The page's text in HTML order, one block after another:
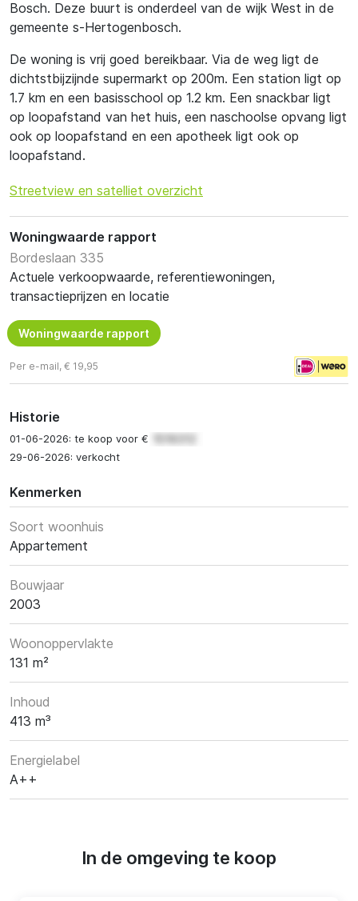
Bosch. Deze buurt is onderdeel van de wijk West in de
gemeente s-Hertogenbosch.
De woning is vrij goed bereikbaar. Via de weg ligt de
dichtstbijzijnde supermarkt op 200m. Een station ligt op
1.7 km en een basisschool op 1.2 km. Een snackbar ligt
op loopafstand van het huis, een naschoolse opvang ligt
ook op loopafstand en een apotheek ligt ook op
loopafstand.
Streetview en satelliet overzicht
Woningwaarde rapport
Bordeslaan 335
Actuele verkoopwaarde, referentiewoningen,
transactieprijzen en locatie
Woningwaarde rapport
Per e-mail, € 19,95
Historie
01-06-2026: te koop voor €
29-06-2026: verkocht
Kenmerken
Soort woonhuis
Appartement
Bouwjaar
2003
Woonoppervlakte
131 m²
Inhoud
413 m³
Energielabel
A++
In de omgeving te koop